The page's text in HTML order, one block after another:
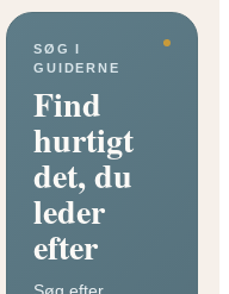
SØG I
GUIDERNE
Find
hurtigt
det, du
leder
efter
Søg efter